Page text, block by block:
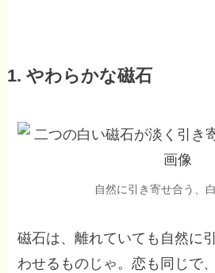
1. やわらかな磁石
自然に引き寄せ合う、
磁石は、離れていても自然に
わせるものじゃ。恋も同じで